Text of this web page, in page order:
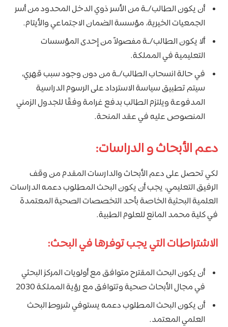
​أن يكون الطالب/ـة من الأسر ذوي الدخل المحدود من أسر
الجمعيات الخيرية، مؤسسة الضمان الاجتماعي والأيتام.
​ألا يكون الطالب/ـة مفصولاً من إحدى المؤسسات
التعليمية في المملكة.
​في حالة انسحاب الطالب/ـة من دون وجود سبب قهري،
سيتم تطبيق سياسة الاسترداد على الرسوم الدراسية
المدفوعة ويلتزم الطالب بدفع غرامة وفقًا للجدول الزمني
المنصوص عليه في عقد المنحة.
دعم الأبحاث و الدراسات:
لكي تحصل على دعم الأبحاث والدارسات المقدم من وقف
الرفيق التعليمي، يجب أن يكون البحث المطلوب دعمه الدراسات
العلمية البحثية الخاصة بأحد التخصصات الصحية المعتمدة
في كلية محمد المانع للعلوم الطبية.
الاشتراطات التي يجب توفرها في البحث:
أن يكون البحث المقترح متوافق مع أولويات المركز البحثي
في مجال الأبحاث صحية وتتوافق مع رؤية المملكة 2030
أن يكون البحث المطلوب دعمه يستوفي شروط البحث
العلمي المعتمد.